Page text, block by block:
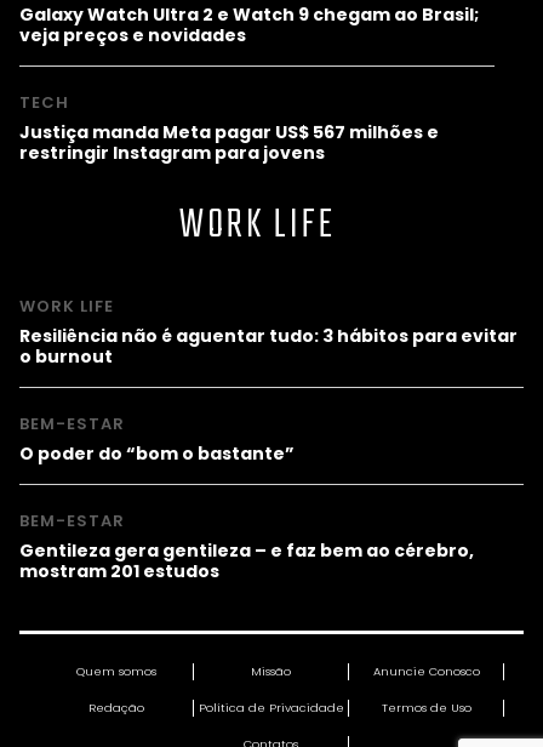
Galaxy Watch Ultra 2 e Watch 9 chegam ao Brasil;
veja preços e novidades
TECH
Justiça manda Meta pagar US$ 567 milhões e
restringir Instagram para jovens
WORK LIFE
WORK LIFE
Resiliência não é aguentar tudo: 3 hábitos para evitar
o burnout
BEM-ESTAR
O poder do “bom o bastante”
BEM-ESTAR
Gentileza gera gentileza – e faz bem ao cérebro,
mostram 201 estudos
Quem somos Missão Anuncie Conosco
Redação Política de Privacidade Termos de Uso